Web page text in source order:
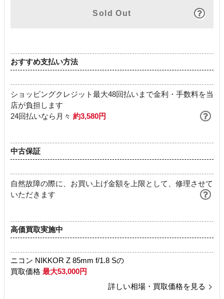
Sold Out
おすすめ支払い方法
ショッピングクレジット最大48回払いまで金利・手数料を当
店が負担します
24回払いなら月々 約3,580円
中古保証
自然故障の際に、お買い上げ金額を上限として、修理させて
いただきます
高価買取実施中
ニコン NIKKOR Z 85mm f/1.8 Sの
買取価格 最大53,000円
詳しい相場・買取価格を見る